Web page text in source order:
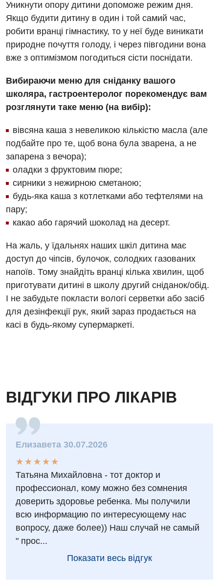
Програма лояльності
Відгуки
Відео
Комп’ютерна томографія
Магнітно-резонансна томографія
Мамографія
Рентгенографія
УЗД
Для дорослих
Акушерство і гінекологія
Алергологія, імунологія
Андрологія
Безоплатні послуги
Відділення інтенсивної терапії
Відділення кардіосудинної патології та неврології
Відділення невідкладних станів
Гастроентерологія
Гінекологічне відділення
Ендокринологія
Кардіологія
Кардіохірургія
Мамологія
Медична психологія
Неврологія
Нейрохірургія
Онкологічне відділлення
Відділення інтенсивної терапії
Гінекологічне відділення
Денний стаціонар
Діагностичне відділення
Ендоскопічне відділення
Педіатричне відділення
Терапевтичне відділення
Травматологічне відділення
Урологічне відділення
Швидка медична допомога
Декларування
Лікування гострого інфаркту
Українська
Російська
Уникнути опору дитини допоможе режим дня.
Якщо будити дитину в один і той самий час,
робити вранці гімнастику, то у неї буде виникати
природне почуття голоду, і через півгодини вона
вже з оптимізмом погодиться сісти поснідати.
Вибираючи меню для сніданку вашого
школяра, гастроентеролог порекомендує вам
розглянути таке меню (на вибір):
вівсяна каша з невеликою кількістю масла (але
подбайте про те, щоб вона була зварена, а не
запарена з вечора);
оладки з фруктовим пюре;
сирники з нежирною сметаною;
будь-яка каша з котлетками або тефтелями на
пару;
какао або гарячий шоколад на десерт.
На жаль, у їдальнях наших шкіл дитина має
доступ до чіпсів, булочок, солодких газованих
напоїв. Тому знайдіть вранці кілька хвилин, щоб
приготувати дитині в школу другий сніданок/обід.
І не забудьте покласти вологі серветки або засіб
для дезінфекції рук, який зараз продається на
касі в будь-якому супермаркеті.
ВІДГУКИ ПРО ЛІКАРІВ
Елизавета 30.07.2026
★
★
★
★
★
★ ★ ★ ★ ★
Татьяна Михайловна - тот доктор и
профессионал, кому можно без сомнения
доверить здоровье ребенка. Мы получили
всю информацию по интересующему нас
вопросу, даже более)) Наш случай не самый
" прос...
Показати весь відгук